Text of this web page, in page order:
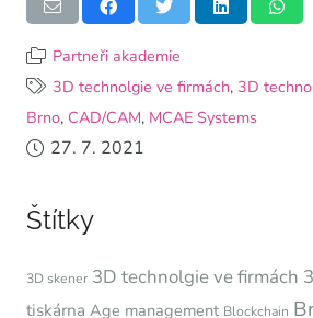
Partneři akademie
3D technolgie ve firmách, 3D
Brno, CAD/CAM, MCAE Systems
27. 7. 2021
Štítky
3D skener 3D technolgie ve firmách
tiskárna Age management Blockchain